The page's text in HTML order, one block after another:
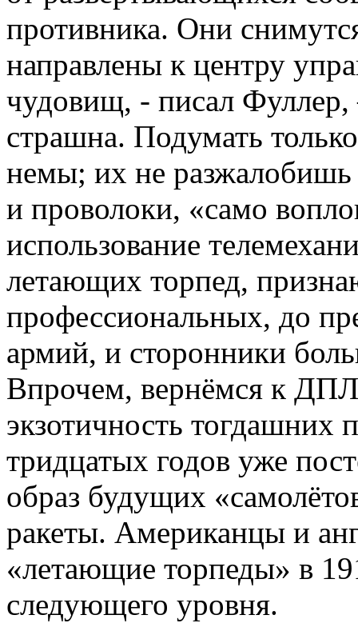
противника. Они
направлены к центру
чудовищ, - писал
страшна. Подумать
немы; их не
и проволоки, «само
использование
летающих торпед,
профессиональных, до
армий, и сторонники
Впрочем, вернёмся к
экзотичность тогдашних
тридцатых годов уже
образ будущих
ракеты. Американцы и
«летающие торпеды» в
следующего уровня.